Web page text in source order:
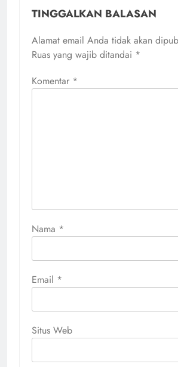
TINGGALKAN BALASAN
Alamat email Anda tidak akan
Ruas yang wajib ditandai *
Komentar *
Nama *
Email *
Situs Web